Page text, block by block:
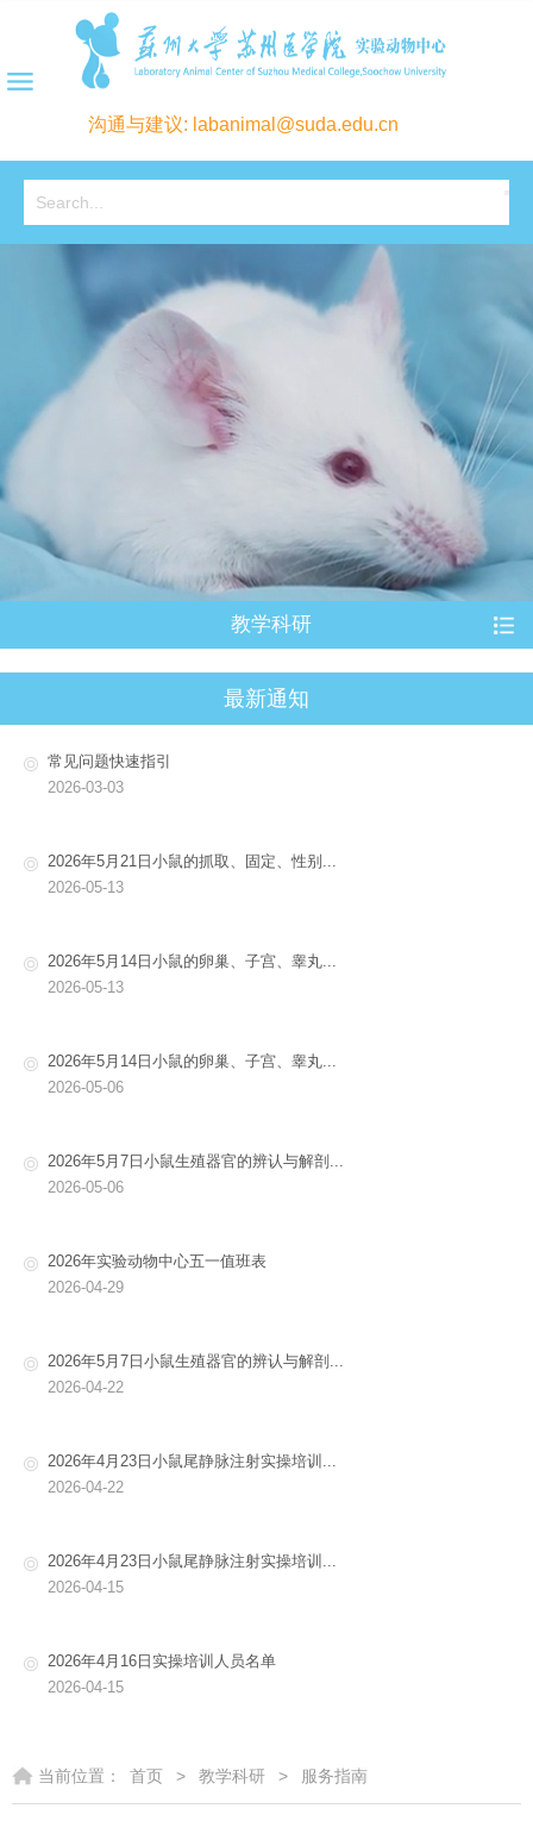
沟通与建议: labanimal@suda.edu.cn
教学科研
最新通知
常见问题快速指引
2026-03-03
2026年5月21日小鼠的抓取、固定、性别...
2026-05-13
2026年5月14日小鼠的卵巢、子宫、睾丸...
2026-05-13
2026年5月14日小鼠的卵巢、子宫、睾丸...
2026-05-06
2026年5月7日小鼠生殖器官的辨认与解剖...
2026-05-06
2026年实验动物中心五一值班表
2026-04-29
2026年5月7日小鼠生殖器官的辨认与解剖...
2026-04-22
2026年4月23日小鼠尾静脉注射实操培训...
2026-04-22
2026年4月23日小鼠尾静脉注射实操培训...
2026-04-15
2026年4月16日实操培训人员名单
2026-04-15
当前位置： 首页 > 教学科研 > 服务指南